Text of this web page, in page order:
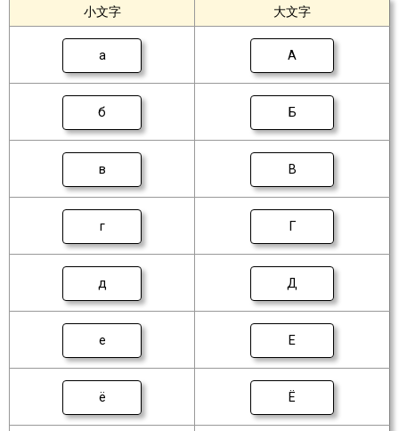
小文字 大文字
а А
б Б
в В
г Г
д Д
е Е
ё Ё